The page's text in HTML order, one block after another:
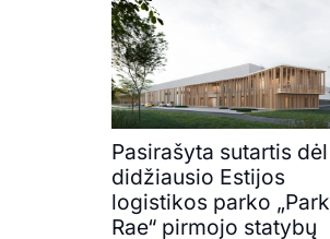
Pasirašyta sutartis dėl
didžiausio Estijos
logistikos parko „Park
Rae“ pirmojo statybų